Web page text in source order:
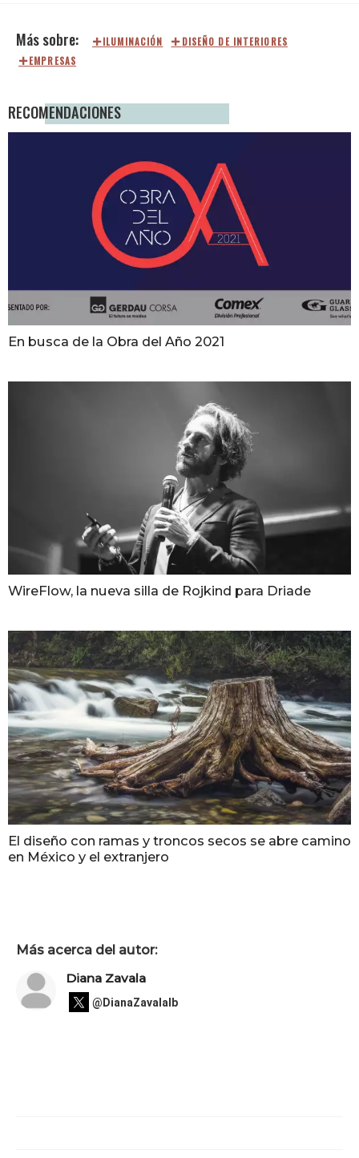
ILUMINACIÓN
DISEÑO DE INTERIORES
EMPRESAS
RECOMENDACIONES
En busca de la Obra del Año 2021
WireFlow, la nueva silla de Rojkind para Driade
El diseño con ramas y troncos secos se abre camino
en México y el extranjero
Más acerca del autor:
Diana Zavala
@DianaZavalaIb